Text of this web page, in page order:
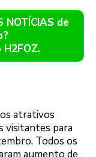
NOTÍCIAS de
atrativos
visitantes para
Todos os